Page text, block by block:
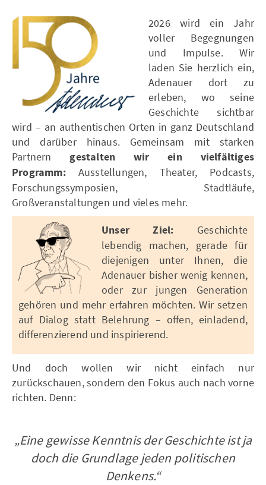
2026 wird ein Jahr
voller Begegnungen
und Impulse. Wir
laden Sie herzlich ein,
Adenauer dort zu
erleben, wo seine
Geschichte sichtbar
wird – an authentischen Orten in ganz Deutschland
und darüber hinaus. Gemeinsam mit starken
Partnern gestalten wir ein vielfältiges
Programm: Ausstellungen, Theater, Podcasts,
Forschungssymposien, Stadtläufe,
Großveranstaltungen und vieles mehr.
Unser Ziel: Geschichte
lebendig machen, gerade für
diejenigen unter Ihnen, die
Adenauer bisher wenig kennen,
oder zur jungen Generation
gehören und mehr erfahren möchten. Wir setzen
auf Dialog statt Belehrung – offen, einladend,
differenzierend und inspirierend.
Und doch wollen wir nicht einfach nur
zurückschauen, sondern den Fokus auch nach vorne
richten. Denn:
„Eine gewisse Kenntnis der Geschichte ist ja
doch die Grundlage jeden politischen
Denkens.“